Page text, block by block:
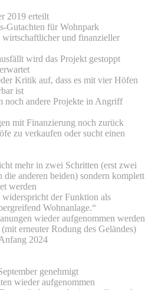
2019 erteilt
Gutachten für Wohnpark
und finanzieller
wird das Projekt gestoppt
Kritik auf, dass es mit vier Höfen
ist
noch andere Projekte in Angriff
mit Finanzierung noch zurück
zu verkaufen oder sucht einen
mehr in zwei Schritten (erst zwei
anderen beiden) sondern komplett
werden
der Funktion als
Wohnanlage.“
wieder aufgenommen werden
erneuter Rodung des Geländes)
2024
genehmigt
wieder aufgenommen